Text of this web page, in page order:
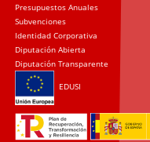
Presupuestos Anuales
Subvenciones
Identidad Corporativa
Diputación Abierta
Diputación Transparente
EDUSI